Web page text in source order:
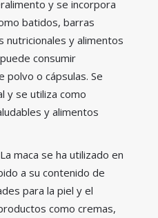
y se incorpora
batidos, barras
nutricionales y alimentos
consumir
o cápsulas. Se
y se utiliza como
y alimentos
maca se ha utilizado en
a su contenido de
para la piel y el
como cremas,